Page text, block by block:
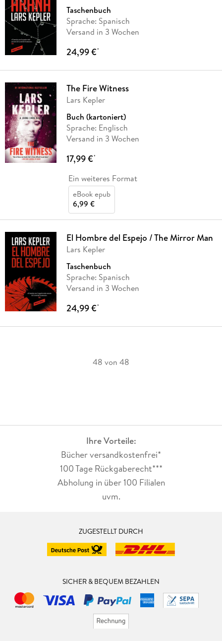
Taschenbuch
Sprache: Spanisch
Versand in 3 Wochen
24,99 €*
The Fire Witness
Lars Kepler
Buch (kartoniert)
Sprache: Englisch
Versand in 3 Wochen
17,99 €*
Ein weiteres Format
eBook epub
6,99 €
El Hombre del Espejo / The Mirror Man
Lars Kepler
Taschenbuch
Sprache: Spanisch
Versand in 3 Wochen
24,99 €*
48 von 48
Ihre Vorteile:
Bücher versandkostenfrei*
100 Tage Rückgaberecht***
Abholung in über 100 Filialen
uvm.
ZUGESTELLT DURCH
SICHER & BEQUEM BEZAHLEN